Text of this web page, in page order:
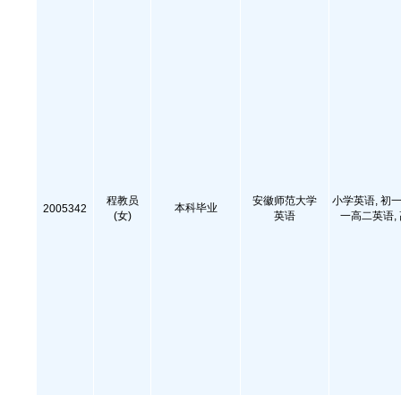
2005342
程教员
(女)
本科毕业
安徽师范大学
英语
小学英语, 初
一高二英语,